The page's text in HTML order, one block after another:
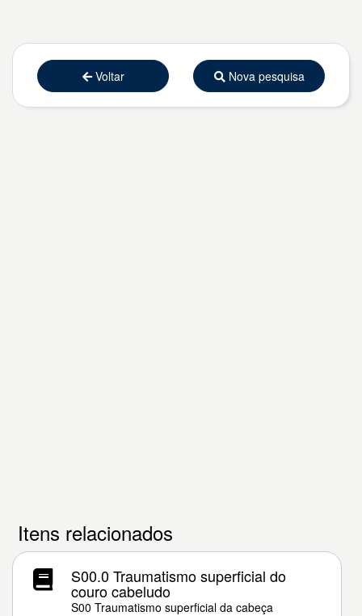
Voltar Nova pesquisa
Itens relacionados
S00.0 Traumatismo superficial do
couro cabeludo
S00 Traumatismo superficial da cabeça